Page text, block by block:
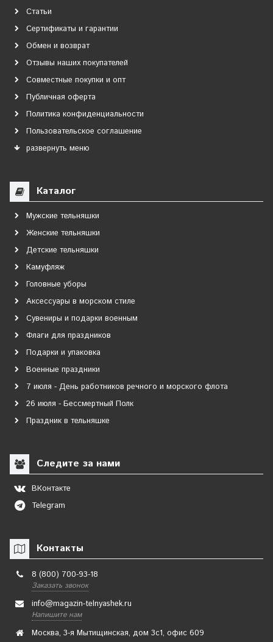
Статьи
Сертификаты и гарантии
Обмен и возврат
Отзывы наших покупателей
Совместные покупки и опт
Публичная оферта
Политика конфиденциальности
Пользовательское соглашение
развернуть меню
Каталог
Мужские тельняшки
Женские тельняшки
Детские тельняшки
Камуфляж
Головные уборы
Аксессуары в морском стиле
Сувениры и подарки военным
Флаги для праздников
Подарки и упаковка
Военные праздники
7 июля - День работников речного и морского флота
26 июля - Бессмертный Полк
Праздник в тельняшке
Следите за нами
ВКонтакте
Telegram
Контакты
8 (800) 700-93-18
Заказать звонок
info@magazin-telnyashek.ru
Напишите нам
Москва, 3-я Мытищинская, дом 3с1, офис 609